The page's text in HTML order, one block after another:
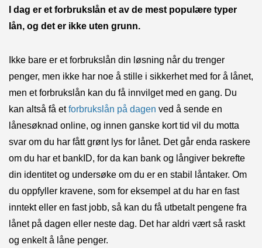
I dag er et forbrukslån et av de mest populære typer
lån, og det er ikke uten grunn.
Ikke bare er et forbrukslån din løsning når du trenger
penger, men ikke har noe å stille i sikkerhet med for å lånet,
men et forbrukslån kan du få innvilget med en gang. Du
kan altså få etforbrukslån på dagen ved å sende en
lånesøknad online, og innen ganske kort tid vil du motta
svar om du har fått grønt lys for lånet. Det går enda raskere
om du har et bankID, for da kan bank og långiver bekrefte
din identitet og undersøke om du er en stabil låntaker. Om
du oppfyller kravene, som for eksempel at du har en fast
inntekt eller en fast jobb, så kan du få utbetalt pengene fra
lånet på dagen eller neste dag. Det har aldri vært så raskt
og enkelt å låne penger.